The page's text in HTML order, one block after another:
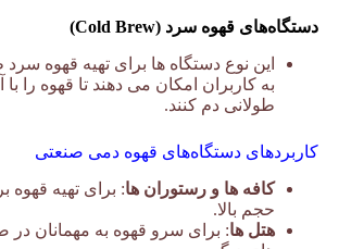
دستگاه‌های قهوه سرد (Cold Brew)
این نوع دستگاه ها برای تهیه قهوه
به کاربران امکان می دهند تا قهوه را
طولانی دم کنند.
کاربردهای دستگاه‌های قهوه دمی صنعتی
کافه ها و رستوران ها: برای تهیه قهوه
حجم بالا.
هتل ها: برای سرو قهوه به مهمانان در